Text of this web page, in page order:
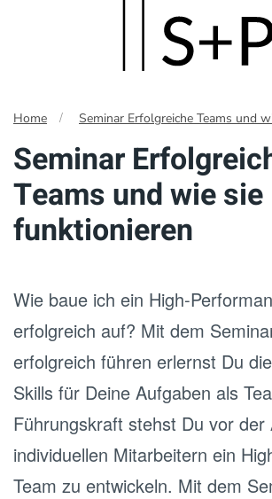
main
content
Home Seminar Erfolgreiche Teams und
Seminar
Teams und wie sie
funktionieren
Wie baue ich ein High-
erfolgreich auf? Mit dem
erfolgreich führen erlernst Du
Skills für Deine Aufgaben als
Führungskraft stehst Du vor der
individuellen Mitarbeitern ein
Team zu entwickeln. Mit dem